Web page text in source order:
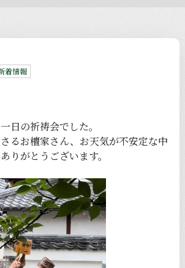
着情報
日の祈祷会でした。
るお檀家さん、お天気が不安定な中
りがとうございます。